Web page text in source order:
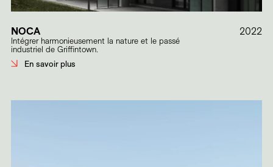
NOCA
Intégrer harmonieusement la nature et le passé
industriel de Griffintown.
En savoir plus
2022